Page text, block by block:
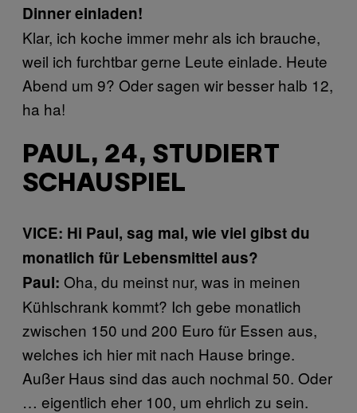
Dinner einladen!
Klar, ich koche immer mehr als ich brauche,
weil ich furchtbar gerne Leute einlade. Heute
Abend um 9? Oder sagen wir besser halb 12,
ha ha!
PAUL, 24, STUDIERT
SCHAUSPIEL
VICE: Hi Paul, sag mal, wie viel gibst du
monatlich für Lebensmittel aus?
Paul: Oha, du meinst nur, was in meinen
Kühlschrank kommt? Ich gebe monatlich
zwischen 150 und 200 Euro für Essen aus,
welches ich hier mit nach Hause bringe.
Außer Haus sind das auch nochmal 50. Oder
… eigentlich eher 100, um ehrlich zu sein.